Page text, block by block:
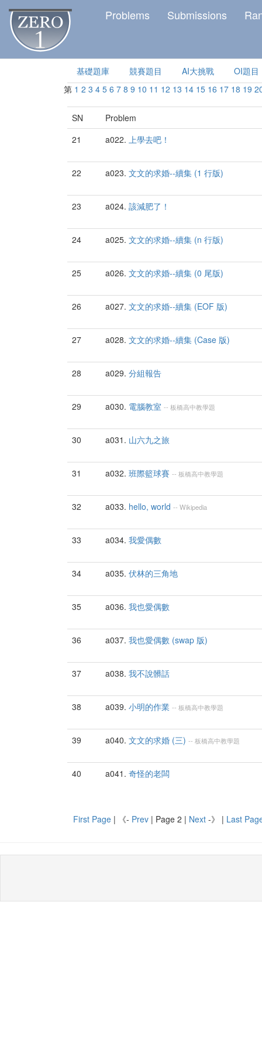
Problems Submissions
基礎題庫 競賽題目 AI大挑戰
OI題目
第 1 2 3 4 5 6 7 8 9 10 11 12 13 14 15 16 17 18 19
SN
Problem
21
a022. 上學去吧！
22 a023. 文文的求婚--續集 (1 行版)
23 a024. 該減肥了！
24 a025. 文文的求婚--續集 (n 行版)
25 a026. 文文的求婚--續集 (0 尾版)
26 a027. 文文的求婚--續集 (EOF 版)
27 a028. 文文的求婚--續集 (Case 版)
28 a029. 分組報告
29 a030. 電腦教室 -- 板橋高中教學題
30 a031. 山六九之旅
31 a032. 班際籃球賽 -- 板橋高中教學題
32 a033. hello, world -- Wikipedia
33 a034. 我愛偶數
34 a035. 伏林的三角地
35 a036. 我也愛偶數
36 a037. 我也愛偶數 (swap 版)
37 a038. 我不說髒話
38 a039. 小明的作業 -- 板橋高中教學題
39 a040. 文文的求婚 (三) -- 板橋高中教學題
40 a041. 奇怪的老闆
First Page | 《- Prev | Page 2 | Next -》 | Last